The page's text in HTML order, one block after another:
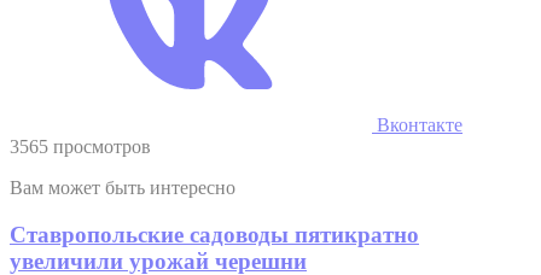
Вконтакте
3565 просмотров
Вам может быть интересно
Ставропольские садоводы пятикратно
увеличили урожай черешни